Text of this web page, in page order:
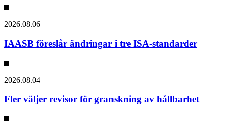
2026.08.06
IAASB föreslår ändringar i tre ISA-standarder
2026.08.04
Fler väljer revisor för granskning av hållbarhet